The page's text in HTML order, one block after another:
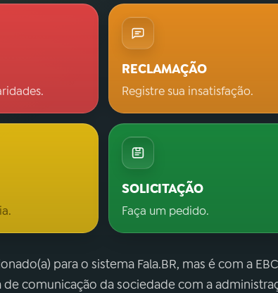
RECLAMAÇÃO
Registre sua insatisfação.
SOLICITAÇÃO
Faça um pedido.
para o sistema Fala.BR, mas é com a
comunicação da sociedade com a